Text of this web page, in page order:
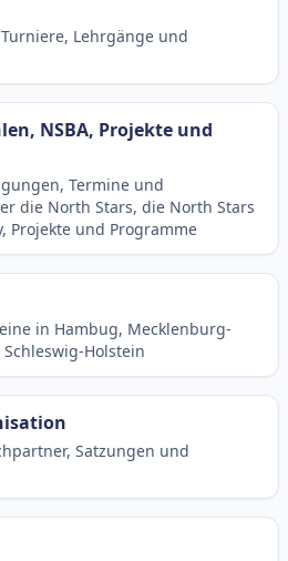
Lehrgänge und
NSBA, Projekte und
Termine und
die North Stars, die North Stars
Projekte und Programme
in Hambug, Mecklenburg-
Holstein
Satzungen und